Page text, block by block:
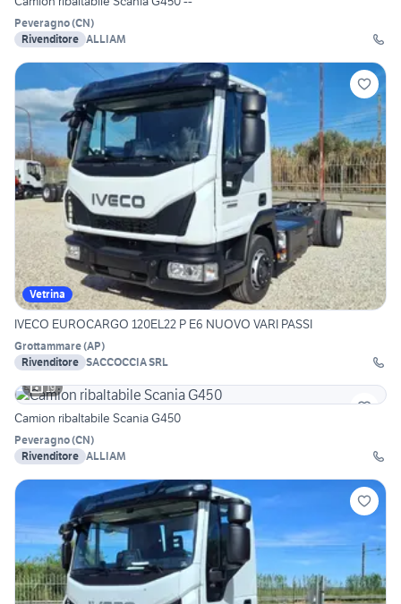
Peveragno(CN)
Rivenditore ALLIAM
Vetrina
IVECO EUROCARGO 120EL22 P E6 NUOVO VARI PASSI
Grottammare(AP)
Rivenditore SACCOCCIA SRL
19
Camion ribaltabile Scania G450
Peveragno(CN)
Rivenditore ALLIAM